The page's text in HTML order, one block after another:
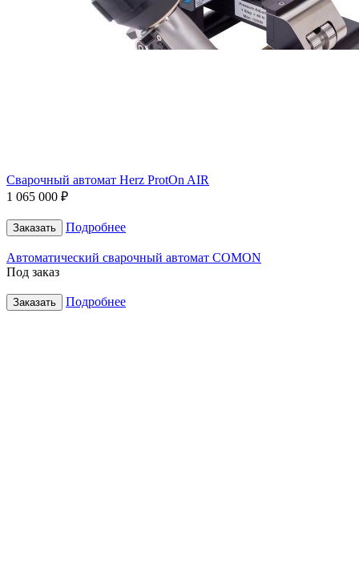
Сварочный автомат Herz ProtOn AIR
1 065 000 ₽
Заказать Подробнее
Автоматический сварочный автомат COMON
Под заказ
Заказать Подробнее